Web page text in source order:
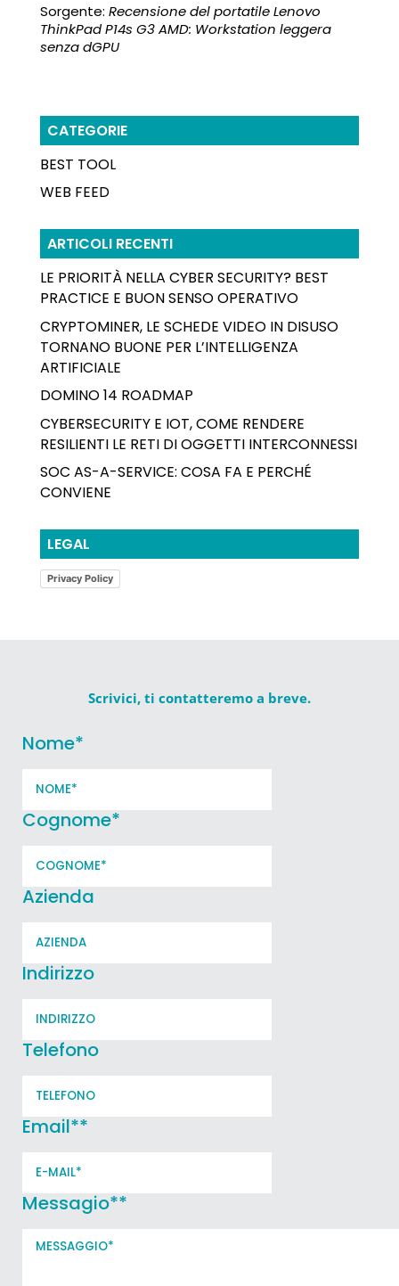
Sorgente: Recensione del portatile Lenovo
ThinkPad P14s G3 AMD: Workstation leggera
senza dGPU
CATEGORIE
BEST TOOL
WEB FEED
ARTICOLI RECENTI
LE PRIORITÀ NELLA CYBER SECURITY? BEST
PRACTICE E BUON SENSO OPERATIVO
CRYPTOMINER, LE SCHEDE VIDEO IN DISUSO
TORNANO BUONE PER L’INTELLIGENZA
ARTIFICIALE
DOMINO 14 ROADMAP
CYBERSECURITY E IOT, COME RENDERE
RESILIENTI LE RETI DI OGGETTI INTERCONNESSI
SOC AS-A-SERVICE: COSA FA E PERCHÉ
CONVIENE
LEGAL
Privacy Policy
Scrivici, ti contatteremo a breve.
Nome*
Cognome*
Azienda
Indirizzo
Telefono
Email**
Messagio**